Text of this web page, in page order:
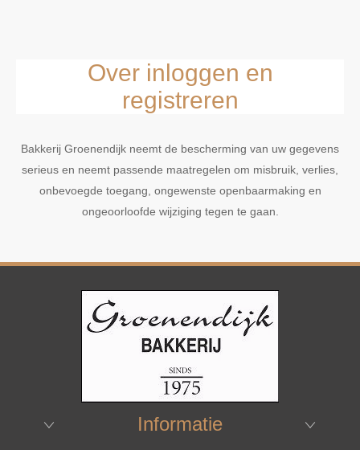
Over inloggen en
registreren
Bakkerij Groenendijk neemt de bescherming van uw gegevens
serieus en neemt passende maatregelen om misbruik, verlies,
onbevoegde toegang, ongewenste openbaarmaking en
ongeoorloofde wijziging tegen te gaan.
Informatie